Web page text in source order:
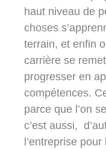
haut niveau de
choses
terrain, et enfin
carrière se
progresser en
compétences.
parce que l’on
c’est aussi,
l’entreprise